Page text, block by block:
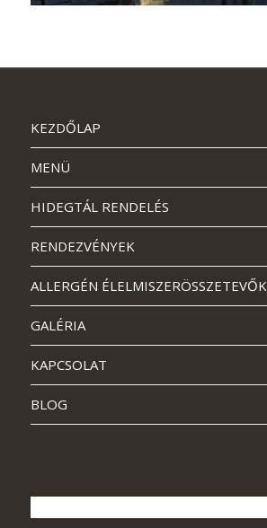
KEZDŐLAP
MENÜ
HIDEGTÁL RENDELÉS
RENDEZVÉNYEK
ALLERGÉN ÉLELMISZERÖSSZETEVŐK
GALÉRIA
KAPCSOLAT
BLOG